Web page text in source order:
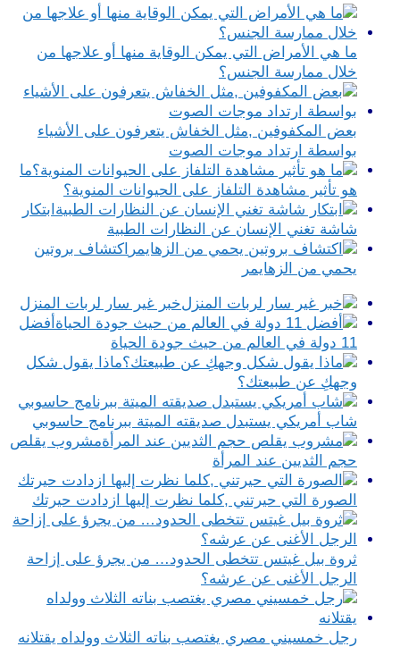
ما هي الأمراض التي يمكن الوقاية منها أو علاجها من
خلال ممارسة الجنس؟
بعض المكفوفين ,مثل الخفاش يتعرفون على الأشياء
بواسطة ارتداد موجات الصوت
ما
هو تأثير مشاهدة التلفاز على الحيوانات المنوية؟
ابتكار
شاشة تغني الإنسان عن النظارات الطبية
اكتشاف بروتين
يحمي من الزهايمر
خبر غير سار لربات المنزل
أفضل
11 دولة في العالم من حيث جودة الحياة
ماذا يقول شكل
وجهكِ عن طبيعتك؟
شاب أمريكي يستبدل صديقته الميتة ببرنامج حاسوبي
مشروب يقلص
حجم الثديين عند المرأة
الصورة التي حيرتني ,كلما نظرت إليها ازدادت حيرتك
ثروة بيل غيتس تتخطى الحدود… من يجرؤ على إزاحة
الرجل الأغنى عن عرشه؟
رجل خمسيني مصري يغتصب بناته الثلاث وولداه يقتلانه